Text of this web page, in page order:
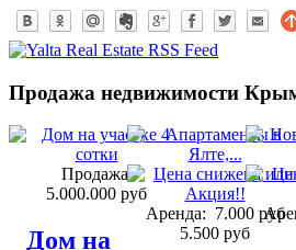
Продажа недвижимости
Продажа:
5.000.000 руб
Дом на
Аренда: 7.000 руб
5.500 руб